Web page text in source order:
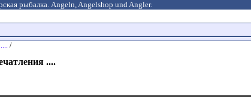
рыбалка. Angeln, Angelshop und Angler.
/
....